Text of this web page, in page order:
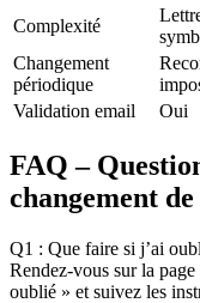
Complexité
Changement
périodique
Validation email
Oui
FAQ –
changement
Q1 : Que faire si j’ai
Rendez-vous sur la
oublié » et suivez les